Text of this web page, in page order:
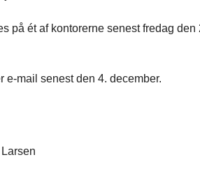
på ét af kontorerne senest fredag den
e-mail senest den 4. december.